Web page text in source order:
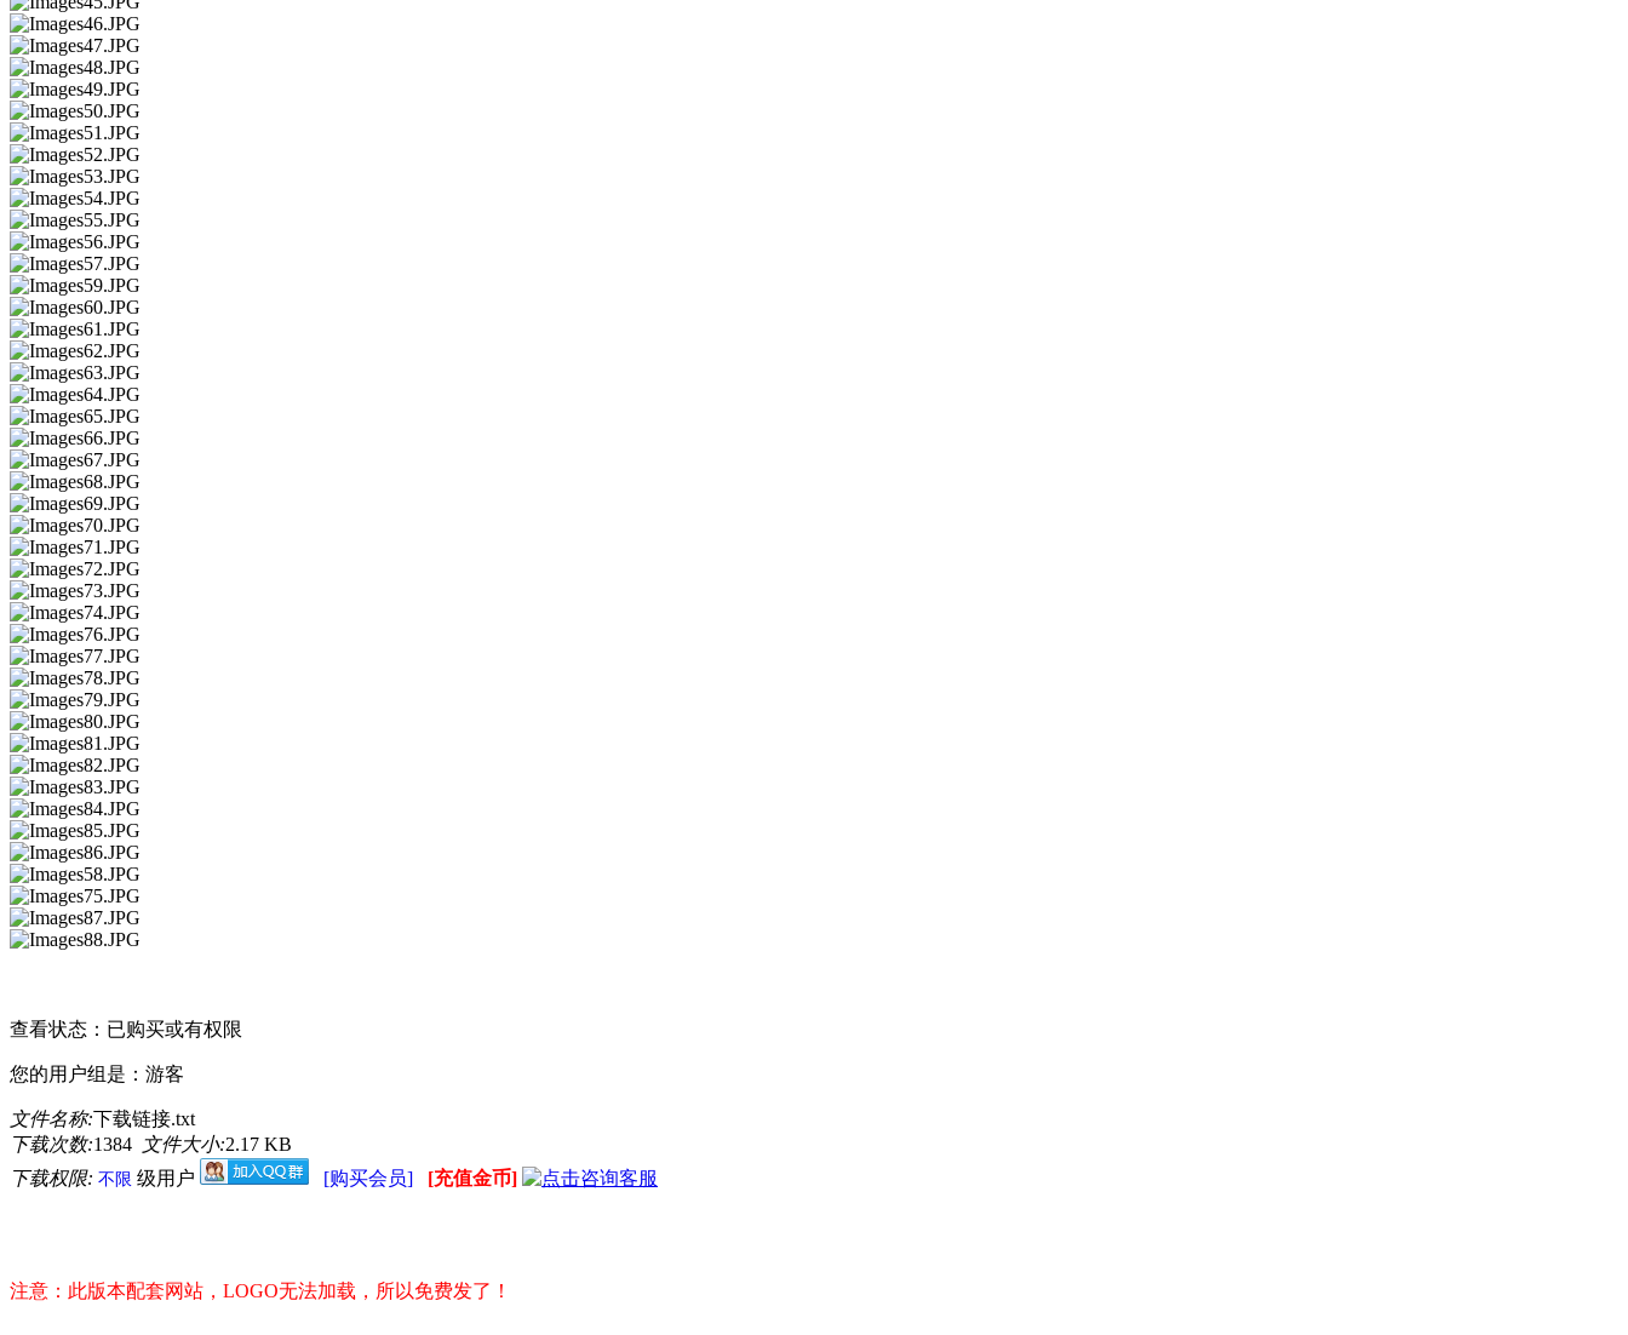
查看状态：已购买或有权限
您的用户组是：游客
文件名称:下载链接.txt
下载次数:1384 文件大小:2.17 KB
下载权限: 不限 级用户 [购买会员] [充值金币]
注意：此版本配套网站，LOGO无法加载，所以免费发了！